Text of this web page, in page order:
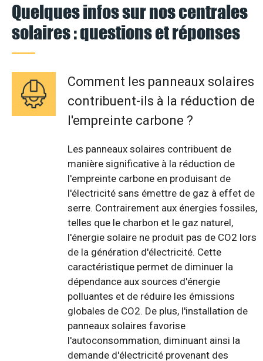
Quelques infos sur nos centrales
solaires : questions et réponses
Comment les panneaux solaires
contribuent-ils à la réduction de
l'empreinte carbone ?
Les panneaux solaires contribuent de
manière significative à la réduction de
l'empreinte carbone en produisant de
l'électricité sans émettre de gaz à effet de
serre. Contrairement aux énergies fossiles,
telles que le charbon et le gaz naturel,
l'énergie solaire ne produit pas de CO2 lors
de la génération d'électricité. Cette
caractéristique permet de diminuer la
dépendance aux sources d'énergie
polluantes et de réduire les émissions
globales de CO2. De plus, l'installation de
panneaux solaires favorise
l'autoconsommation, diminuant ainsi la
demande d'électricité provenant des